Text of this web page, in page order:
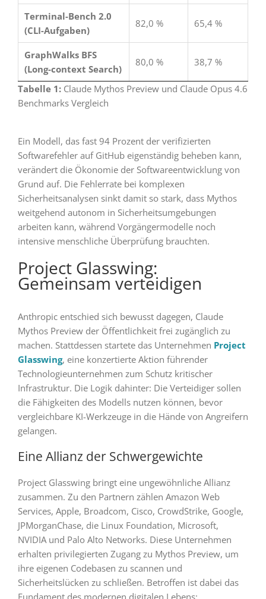
Terminal-Bench 2.0
(CLI-Aufgaben)
82,0 % 65,4 %
GraphWalks BFS
(Long-context Search)
80,0 % 38,7 %
Tabelle 1:Claude Mythos Preview und Claude Opus 4.6
Benchmarks Vergleich
Ein Modell, das fast 94 Prozent der verifizierten
Softwarefehler auf GitHub eigenständig beheben kann,
verändert die Ökonomie der Softwareentwicklung von
Grund auf. Die Fehlerrate bei komplexen
Sicherheitsanalysen sinkt damit so stark, dass Mythos
weitgehend autonom in Sicherheitsumgebungen
arbeiten kann, während Vorgängermodelle noch
intensive menschliche Überprüfung brauchten.
Project Glasswing:
Gemeinsam verteidigen
Anthropic entschied sich bewusst dagegen, Claude
Mythos Preview der Öffentlichkeit frei zugänglich zu
machen. Stattdessen startete das Unternehmen Project
Glasswing, eine konzertierte Aktion führender
Technologieunternehmen zum Schutz kritischer
Infrastruktur. Die Logik dahinter: Die Verteidiger sollen
die Fähigkeiten des Modells nutzen können, bevor
vergleichbare KI-Werkzeuge in die Hände von Angreifern
gelangen.
Eine Allianz der Schwergewichte
Project Glasswing bringt eine ungewöhnliche Allianz
zusammen. Zu den Partnern zählen Amazon Web
Services, Apple, Broadcom, Cisco, CrowdStrike, Google,
JPMorganChase, die Linux Foundation, Microsoft,
NVIDIA und Palo Alto Networks. Diese Unternehmen
erhalten privilegierten Zugang zu Mythos Preview, um
ihre eigenen Codebasen zu scannen und
Sicherheitslücken zu schließen. Betroffen ist dabei das